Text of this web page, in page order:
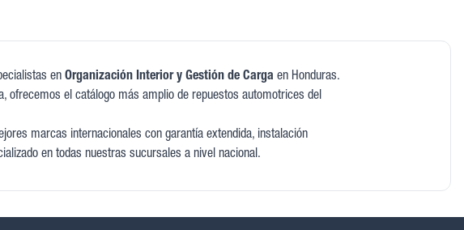
en Organización Interior y Gestión de Carga en Honduras.
ofrecemos el catálogo más amplio de repuestos automotrices del
marcas internacionales con garantía extendida, instalación
en todas nuestras sucursales a nivel nacional.